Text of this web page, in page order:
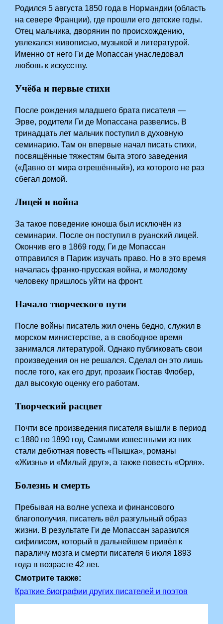
Родился 5 августа 1850 года в Нормандии (область
на севере Франции), где прошли его детские годы.
Отец мальчика, дворянин по происхождению,
увлекался живописью, музыкой и литературой.
Именно от него Ги де Мопассан унаследовал
любовь к искусству.
Учёба и первые стихи
После рождения младшего брата писателя —
Эрве, родители Ги де Мопассана развелись. В
тринадцать лет мальчик поступил в духовную
семинарию. Там он впервые начал писать стихи,
посвящённые тяжестям быта этого заведения
(«Давно от мира отрешённый»), из которого не раз
сбегал домой.
Лицей и война
За такое поведение юноша был исключён из
семинарии. После он поступил в руанский лицей.
Окончив его в 1869 году, Ги де Мопассан
отправился в Париж изучать право. Но в это время
началась франко-прусская война, и молодому
человеку пришлось уйти на фронт.
Начало творческого пути
После войны писатель жил очень бедно, служил в
морском министерстве, а в свободное время
занимался литературой. Однако публиковать свои
произведения он не решался. Сделал он это лишь
после того, как его друг, прозаик Гюстав Флобер,
дал высокую оценку его работам.
Творческий расцвет
Почти все произведения писателя вышли в период
с 1880 по 1890 год. Самыми известными из них
стали дебютная повесть «Пышка», романы
«Жизнь» и «Милый друг», а также повесть «Орля».
Болезнь и смерть
Пребывая на волне успеха и финансового
благополучия, писатель вёл разгульный образ
жизни. В результате Ги де Мопассан заразился
сифилисом, который в дальнейшем привёл к
параличу мозга и смерти писателя 6 июля 1893
года в возрасте 42 лет.
Смотрите также:
Краткие биографии других писателей и поэтов